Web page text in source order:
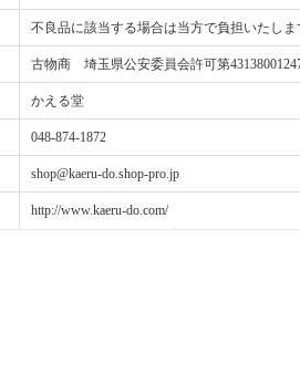
不良品に該当する場合は当方で負担いたしま
古物商 埼玉県公安委員会許可第
かえる堂
048-874-1872
shop@kaeru-do.shop-pro.jp
http://www.kaeru-do.com/